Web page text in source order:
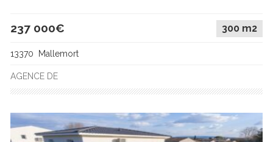
237 000€ 300 m2
13370 Mallemort
AGENCE DE